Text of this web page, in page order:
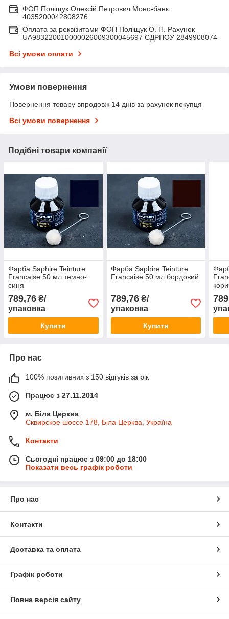
ФОП Поліщук Олексій Петрович Моно-банк
4035200042808276
Оплата за реквізитами ФОП Поліщук О. П. Рахунок
UA983220010000026009300045697 ЄДРПОУ 2849908074
Всі умови оплати
Умови повернення
Повернення товару впродовж 14 днів за рахунок покупця
Всі умови повернення
Подібні товари компанії
Фарба Saphire Teinture
Francaise 50 мл темно-
синя
789,76 ₴/
упаковка
Купити
Фарба Saphire Teinture
Francaise 50 мл бордовий
789,76₴/
упаковка
Купити
Про нас
100% позитивних з 150 відгуків за рік
Працює з 27.11.2014
м. Біла Церква
Сквирское шоссе 178, Біла Церква, Україна
Контакти
Сьогодні працює з 09:00 до 18:00
Показати весь графік роботи
Про нас
Контакти
Доставка та оплата
Графік роботи
Повна версія сайту